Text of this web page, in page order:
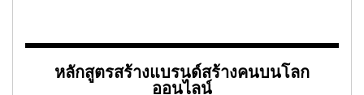
หลักสูตรสร้างแบรนด์สร้างคนบนโลก
ออนไลน์